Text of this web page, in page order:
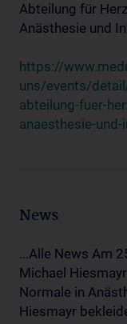
Abteilung für
Anästhesie und
https://
uns/events/
abteilung-fuer-
anaesthesie-
News
...Alle News Am
Michael
Normale in
Hiesmayr